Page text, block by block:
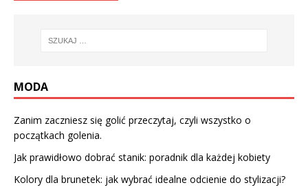
MODA
Zanim zaczniesz się golić przeczytaj, czyli wszystko o
początkach golenia.
Jak prawidłowo dobrać stanik: poradnik dla każdej kobiety
Kolory dla brunetek: jak wybrać idealne odcienie do stylizacji?